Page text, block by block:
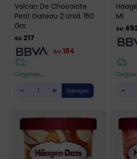
Volcan De Chocolate
Petit Gateau 2 Unid. 160
Grs
$U 217
$U 184
Cargando ...
- +
Ml
$U
-